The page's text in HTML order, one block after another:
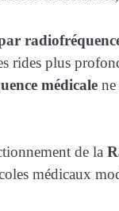
plus
médicale ne
de la
médicaux